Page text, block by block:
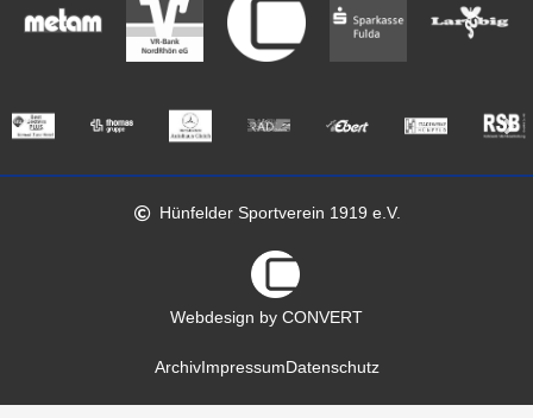
Hünfelder Sportverein 1919 e.V.
Webdesign by CONVERT
ArchivImpressum Datenschutz